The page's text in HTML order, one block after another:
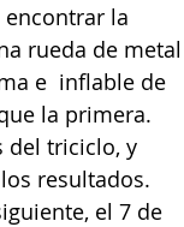
la
rueda de metal
e  inflable de
la primera.
del triciclo, y
resultados.
el 7 de